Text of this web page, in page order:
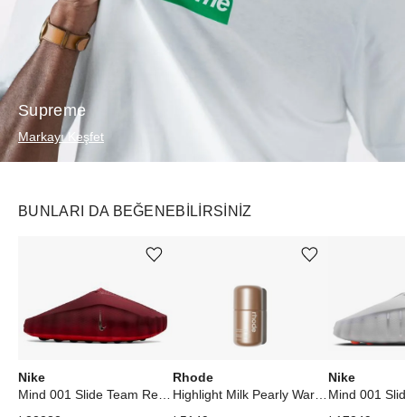
Supreme
Markayı Keşfet
BUNLARI DA BEĞENEBILIRSINIZ
Nike
Mind 001 Slide Team Red University Red
Ürünü istek listesine ekle veya listeden çıkar
Rhode
Highlight Milk Pearly Warm Bronze
Ürünü istek listesine ekle veya listeden çıkar
Nike